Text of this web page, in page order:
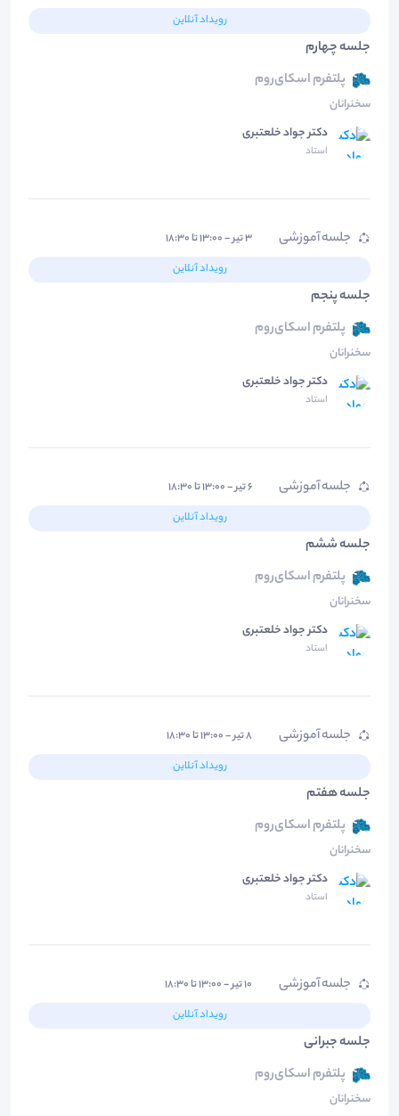
رویداد آنلاین
جلسه چهارم
پلتفرم اسکای‌روم
سخنرانان
دکتر جواد خلعتبری
استاد
جلسه آموزشی
۳ تیر - ۱۳:۰۰ تا ۱۸:۳۰
رویداد آنلاین
جلسه پنجم
پلتفرم اسکای‌روم
سخنرانان
دکتر جواد خلعتبری
استاد
جلسه آموزشی
۶ تیر - ۱۳:۰۰ تا ۱۸:۳۰
رویداد آنلاین
جلسه ششم
پلتفرم اسکای‌روم
سخنرانان
دکتر جواد خلعتبری
استاد
جلسه آموزشی
۸ تیر - ۱۳:۰۰ تا ۱۸:۳۰
رویداد آنلاین
جلسه هفتم
پلتفرم اسکای‌روم
سخنرانان
دکتر جواد خلعتبری
استاد
جلسه آموزشی
۱۰ تیر - ۱۳:۰۰ تا ۱۸:۳۰
رویداد آنلاین
جلسه جبرانی
پلتفرم اسکای‌روم
سخنرانان